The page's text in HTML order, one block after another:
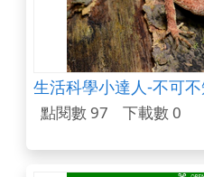
生活科學小達人-不可
點閱數 97 下載數 0